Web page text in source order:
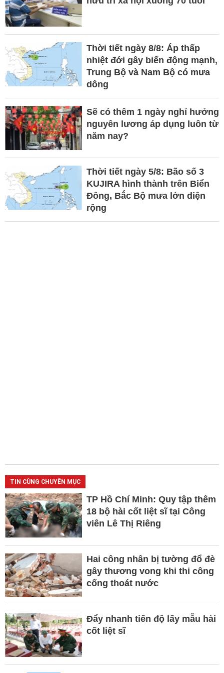
Thời tiết ngày 8/8: Áp thấp
nhiệt đới gây biển động mạnh,
Trung Bộ và Nam Bộ có mưa
dông
Sẽ có thêm 1 ngày nghỉ hưởng
nguyên lương áp dụng luôn từ
năm nay?
Thời tiết ngày 5/8: Bão số 3
KUJIRA hình thành trên Biển
Đông, Bắc Bộ mưa lớn diện
rộng
TIN CÙNG CHUYÊN MỤC
TP Hồ Chí Minh: Quy tập thêm
18 bộ hài cốt liệt sĩ tại Công
viên Lê Thị Riêng
Hai công nhân bị tường đổ đè
gây thương vong khi thi công
cống thoát nước
Đẩy nhanh tiến độ lấy mẫu hài
cốt liệt sĩ